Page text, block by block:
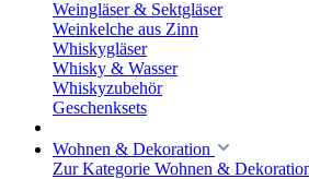
Weingläser & Sektgläser
Weinkelche aus Zinn
Whiskygläser
Whisky & Wasser
Whiskyzubehör
Geschenksets
Wohnen & Dekoration
Zur Kategorie Wohnen &